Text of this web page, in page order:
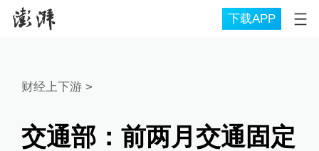
下载APP
财经上下游 >
交通部：前两月交通固定